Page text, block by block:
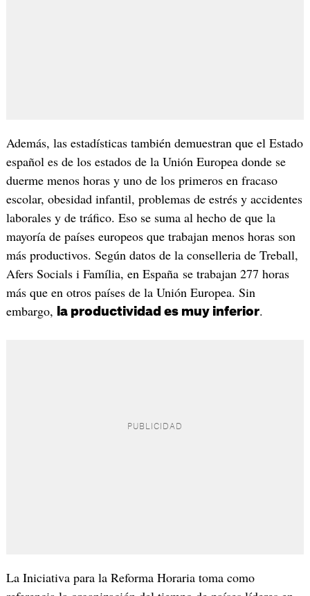
Además, las estadísticas también demuestran que el Estado
español es de los estados de la Unión Europea donde se
duerme menos horas y uno de los primeros en fracaso
escolar, obesidad infantil, problemas de estrés y accidentes
laborales y de tráfico. Eso se suma al hecho de que la
mayoría de países europeos que trabajan menos horas son
más productivos. Según datos de la conselleria de Treball,
Afers Socials i Família, en España se trabajan 277 horas
más que en otros países de la Unión Europea. Sin
embargo,
la productividad es muy inferior.
La Iniciativa para la Reforma Horaria toma como